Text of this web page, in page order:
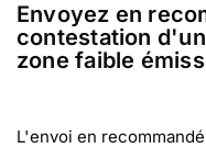
Envoyez en
contestation
zone faible
L'envoi en